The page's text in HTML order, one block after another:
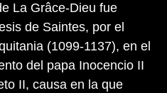
La Grâce-Dieu fue
de Saintes, por el
(1099-1137), en el
del papa Inocencio II
II, causa en la que